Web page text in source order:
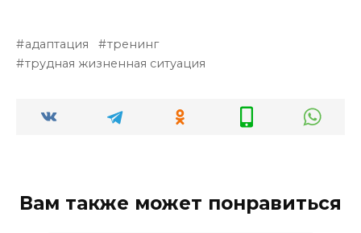
адаптация
тренинг
трудная жизненная ситуация
Вам также может понравиться